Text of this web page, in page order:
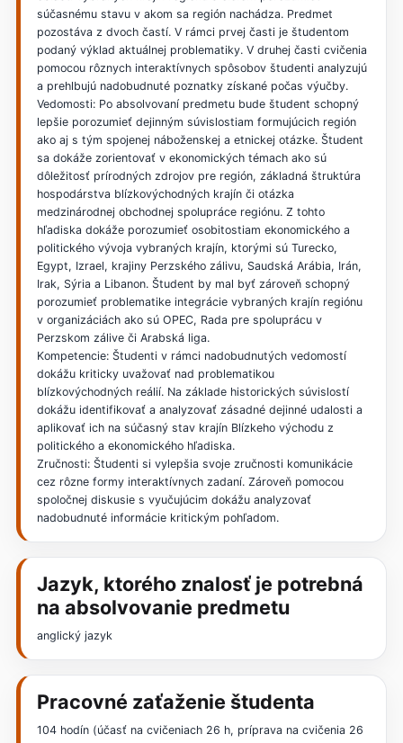
súčasnému stavu v akom sa región nachádza. Predmet
pozostáva z dvoch častí. V rámci prvej časti je študentom
podaný výklad aktuálnej problematiky. V druhej časti cvičenia
pomocou rôznych interaktívnych spôsobov študenti analyzujú
a prehlbujú nadobudnuté poznatky získané počas výučby.
Vedomosti: Po absolvovaní predmetu bude študent schopný
lepšie porozumieť dejinným súvislostiam formujúcich región
ako aj s tým spojenej náboženskej a etnickej otázke. Študent
sa dokáže zorientovať v ekonomických témach ako sú
dôležitosť prírodných zdrojov pre región, základná štruktúra
hospodárstva blízkovýchodných krajín či otázka
medzinárodnej obchodnej spolupráce regiónu. Z tohto
hľadiska dokáže porozumieť osobitostiam ekonomického a
politického vývoja vybraných krajín, ktorými sú Turecko,
Egypt, Izrael, krajiny Perzského zálivu, Saudská Arábia, Irán,
Irak, Sýria a Libanon. Študent by mal byť zároveň schopný
porozumieť problematike integrácie vybraných krajín regiónu
v organizáciách ako sú OPEC, Rada pre spoluprácu v
Perzskom zálive či Arabská liga.
Kompetencie: Študenti v rámci nadobudnutých vedomostí
dokážu kriticky uvažovať nad problematikou
blízkovýchodných reálií. Na základe historických súvislostí
dokážu identifikovať a analyzovať zásadné dejinné udalosti a
aplikovať ich na súčasný stav krajín Blízkeho východu z
politického a ekonomického hľadiska.
Zručnosti: Študenti si vylepšia svoje zručnosti komunikácie
cez rôzne formy interaktívnych zadaní. Zároveň pomocou
spoločnej diskusie s vyučujúcim dokážu analyzovať
nadobudnuté informácie kritickým pohľadom.
Jazyk, ktorého znalosť je potrebná
na absolvovanie predmetu
anglický jazyk
Pracovné zaťaženie študenta
104 hodín (účasť na cvičeniach 26 h, príprava na cvičenia 26